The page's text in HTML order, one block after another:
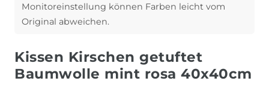
Monitoreinstellung können Farben leicht vom
Original abweichen.
Kissen Kirschen getuftet
Baumwolle mint rosa 40x40cm